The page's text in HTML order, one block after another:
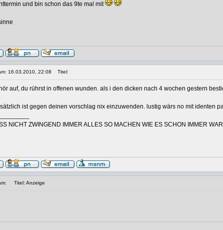
und bin schon das 9te mal mit
16.03.2010, 22:08 Titel:
auf, du rührst in offenen wunden. als i den dicken nach 4 wochen gestern
ist gegen deinen vorschlag nix einzuwenden. lustig wärs no mit identen
NICHT ZWINGEND IMMER ALLES SO MACHEN WIE ES SCHON IMMER
Titel: Anzeige